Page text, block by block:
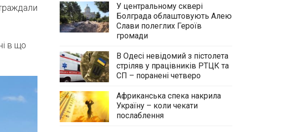
в що
У центральному сквері
Болграда облаштовують Алею
Слави полеглих Героїв
громади
В Одесі невідомий з пістолета
стріляв у працівників РТЦК та
СП – поранені четверо
Африканська спека накрила
Україну – коли чекати
послаблення
У центральному сквері Болграда
облаштовують Алею Слави